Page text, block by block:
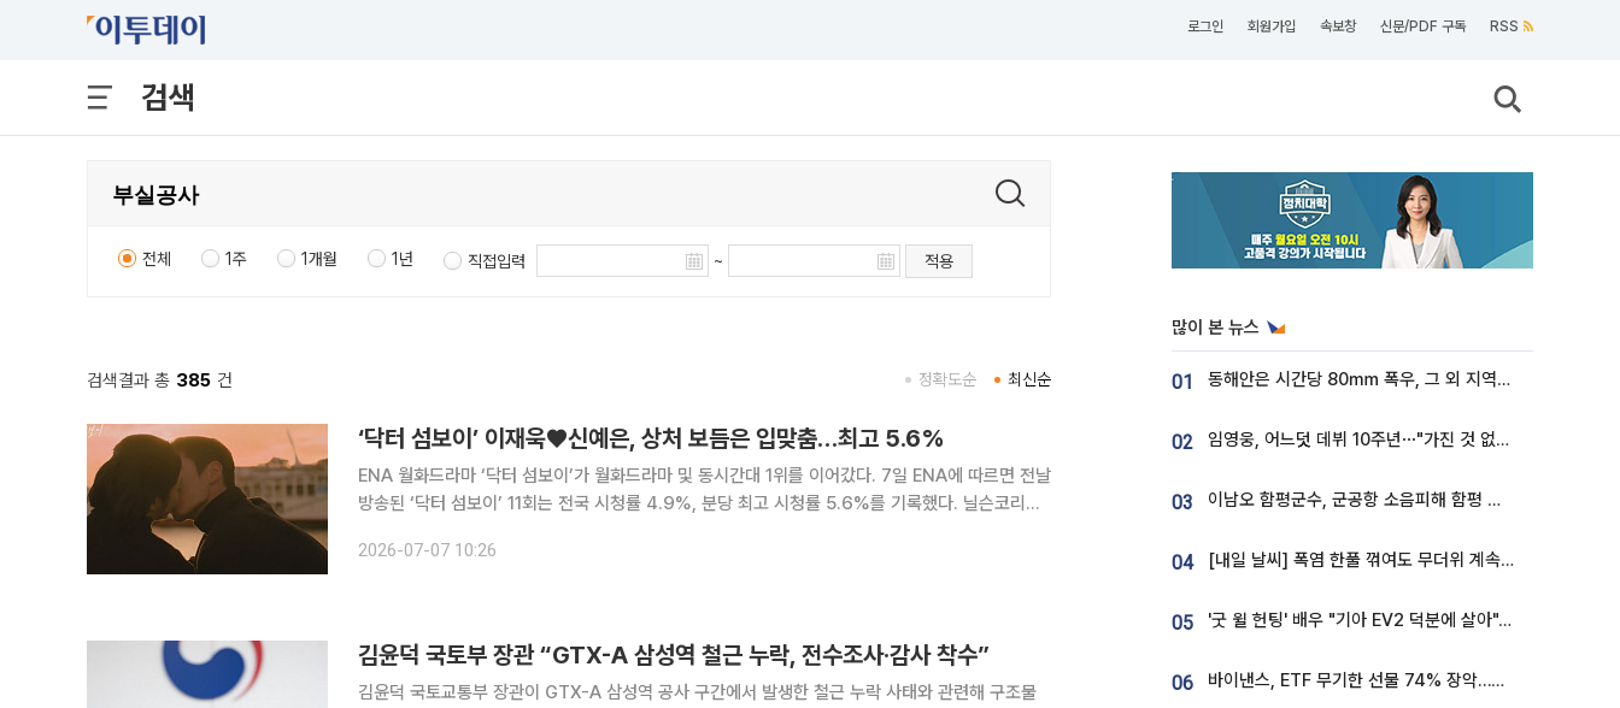
로그인 회원가입 속보창 신문/PDF 구독 RSS
검색
전체 1주 1개월 1년 직접입력 ~ 적용
검색결과 총 385 건 최신순
정확도순
‘닥터 섬보이’ 이재욱♥신예은, 상처 보듬은 입맞춤…최고 5.6%
ENA 월화드라마 ‘닥터 섬보이’가 월화드라마 및 동시간대 1위를 이어갔다. 7일 ENA에 따르면 전날
방송된 ‘닥터 섬보이’ 11회는 전국 시청률 4.9%, 분당 최고 시청률 5.6%를 기록했다. 닐슨코리아
분)가 서로의 상처를 보듬으며 관계 변화를 맞
2026-07-07 10:26
김윤덕 국토부 장관 “GTX-A 삼성역 철근 누락, 전수조사·감사 착수”
김윤덕 국토교통부 장관이 GTX-A 삼성역 공사 구간에서 발생한 철근 누락 사태와 관련해 구조물
많이 본 뉴스
01 동해안은 시간당 80㎜ 폭우, 그 외 지역은 폭염…‘극과 극 날씨’
02 임영웅, 어느덧 데뷔 10주년⋯"가진 것 없던 시절, 내 앞엔 20명의 팬뿐"
03 이남오 함평군수, 군공항 소음피해 함평 보상 요구
04 [내일 날씨] 폭염 한풀 꺾여도 무더위 계속⋯동해안 이틀 연속 비
05 '굿 윌 헌팅' 배우 "기아 EV2 덕분에 살아"…교통사고 후 안전성 극찬
06 바이낸스, ETF 무기한 선물 74% 장악…한국 레버리지 ETF 거래 급증 [e가상자산]